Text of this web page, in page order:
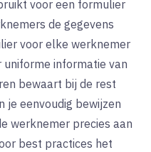
voor een formulier
de gegevens
voor elke werknemer
informatie van
bewaart bij de rest
je eenvoudig bewijzen
werknemer precies aan
best practices het